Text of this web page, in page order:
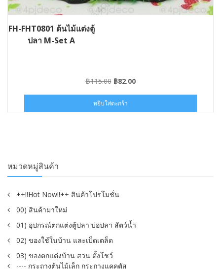
FH-FHT0801 ต้นไม้แต่งตู้
ปลา M-Set A
฿115.00 Original
was:
฿115.00.
฿82.00Current
฿82.00.
หยิบใส่ตะกร้า
หมวดหมู่สินค้า
++!!Hot Now!!++ สินค้าโปรโมชั่น
00) สินค้ามาใหม่
01) อุปกรณ์ตกแต่งตู้ปลา บ่อปลา สัตว์น้ำ
02) ของใช้ในบ้าน และเบ็ดเตล็ด
03) ของตกแต่งบ้าน สวน ตั้งโชว์
---- กระถางต้นไม้เล็ก กระถางแคคตัส